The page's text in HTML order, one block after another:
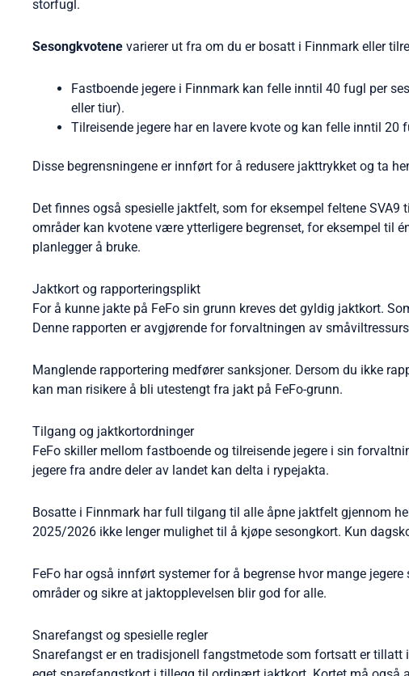
storfugl.
Sesongkvotene varierer ut fra om du er bosatt i Finnmark eller
Fastboende jegere i Finnmark kan felle inntil 40 fugl per
eller tiur).
Tilreisende jegere har en lavere kvote og kan felle inntil
Disse begrensningene er innført for å redusere jakttrykket og ta
Det finnes også spesielle jaktfelt, som for eksempel feltene
områder kan kvotene være ytterligere begrenset, for eksempel til
planlegger å bruke.
Jaktkort og rapporteringsplikt
For å kunne jakte på FeFo sin grunn kreves det gyldig jaktkort.
Denne rapporten er avgjørende for forvaltningen av
Manglende rapportering medfører sanksjoner. Dersom du ikke
kan man risikere å bli utestengt fra jakt på FeFo-grunn.
Tilgang og jaktkortordninger
FeFo skiller mellom fastboende og tilreisende jegere i sin
jegere fra andre deler av landet kan delta i rypejakta.
Bosatte i Finnmark har full tilgang til alle åpne jaktfelt gjennom
2025/2026 ikke lenger mulighet til å kjøpe sesongkort. Kun
FeFo har også innført systemer for å begrense hvor mange
områder og sikre at jaktopplevelsen blir god for alle.
Snarefangst og spesielle regler
Snarefangst er en tradisjonell fangstmetode som fortsatt er tillatt